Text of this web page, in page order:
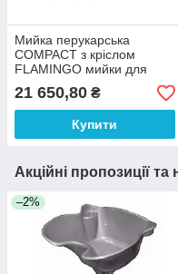
Мийка перукарська
COMPACT з кріслом
FLAMINGO мийки для
перукарень краси
21 650,80 ₴
Купити
Акційні пропозиції та
–2%